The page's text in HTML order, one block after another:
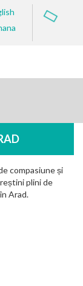
compasiune și
plini de
Arad.